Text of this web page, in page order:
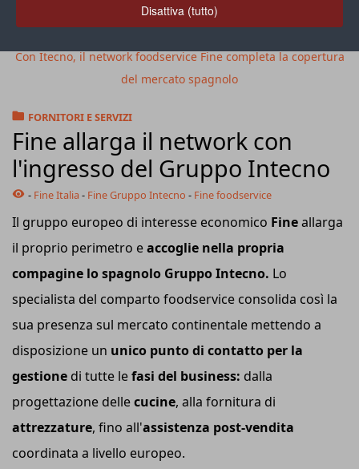
Disattiva (tutto)
Con Itecno, il network foodservice Fine completa la copertura
del mercato spagnolo
FORNITORI E SERVIZI
Fine allarga il network con
l'ingresso del Gruppo Intecno
- Fine Italia - Fine Gruppo Intecno - Fine foodservice
Il gruppo europeo di interesse economico Fineallarga
il proprio perimetro eaccoglie nella propria
compagine lo spagnolo Gruppo Intecno. Lo
specialista del comparto foodservice consolida così la
sua presenza sul mercato continentale mettendo a
disposizione un unico punto di contatto per la
gestione di tutte lefasi del business: dalla
progettazione dellecucine, alla fornitura di
attrezzature, fino all'assistenza post-vendita
coordinata a livello europeo.